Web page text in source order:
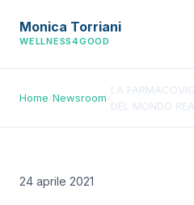
Monica Torriani
WELLNESS4GOOD
Home›Newsroom›
LA
DEL MONDO
24 aprile 2021